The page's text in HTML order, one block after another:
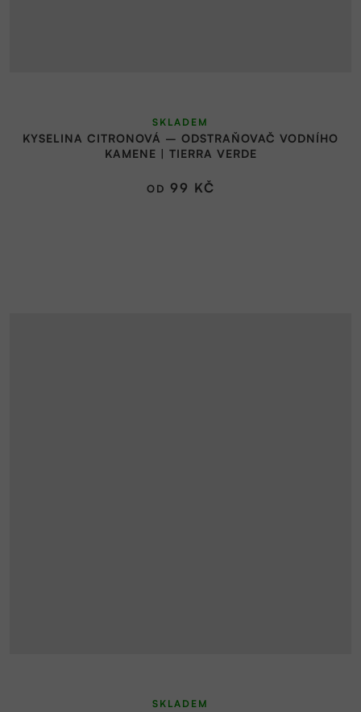
KYSELINA CITRONOVÁ – ODSTRAŇOVAČ VODNÍHO
KAMENE | TIERRA VERDE
SKLADEM
OD 99 KČ
SKLADEM